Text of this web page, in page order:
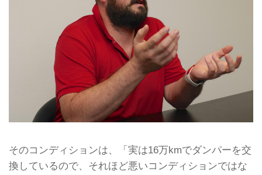
そのコンディションは、「実は16万kmでダンパーを交
換しているので、それほど悪いコンディションではな